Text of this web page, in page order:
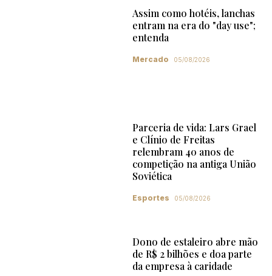
Assim como hotéis, lanchas
entram na era do "day use";
entenda
Mercado 05/08/2026
Parceria de vida: Lars Grael
e Clínio de Freitas
relembram 40 anos de
competição na antiga União
Soviética
Esportes 05/08/2026
Dono de estaleiro abre mão
de R$ 2 bilhões e doa parte
da empresa à caridade